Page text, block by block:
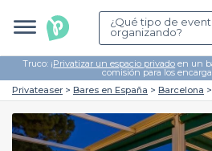
¿Qué tipo de
organizando?
Truco: ¡Privatizar un espacio privado en un
comisión para los
Privateaser Bares en España Barcelona